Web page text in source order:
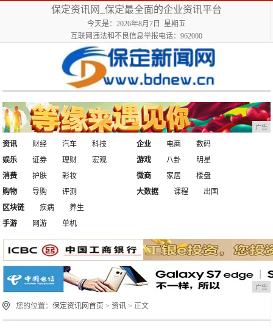
保定资讯网_保定最全面的企业资讯平台
今天是：2026年8月7日 星期五
互联网违法和不良信息举报电话：962000
广告
资讯 财经 汽车
科技
娱乐
证券 理财 宏观
企业 电商
数码
游戏
八卦
明星
消费
护肤
彩妆
购物
导购 评测
微商 家居
楼盘
大数据
课程
出国
区块链
疾病
养生
手游
网游 单机
广告
您的位置：保定资讯网首页 >资讯 > 正文